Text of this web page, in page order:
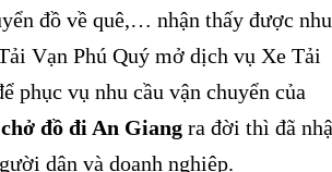
đồ về quê,… nhận thấy được nhu
Vạn Phú Quý mở dịch vụ Xe Tải
phục vụ nhu cầu vận chuyển của
đồ đi An Giang ra đời thì đã
dân và doanh nghiệp.